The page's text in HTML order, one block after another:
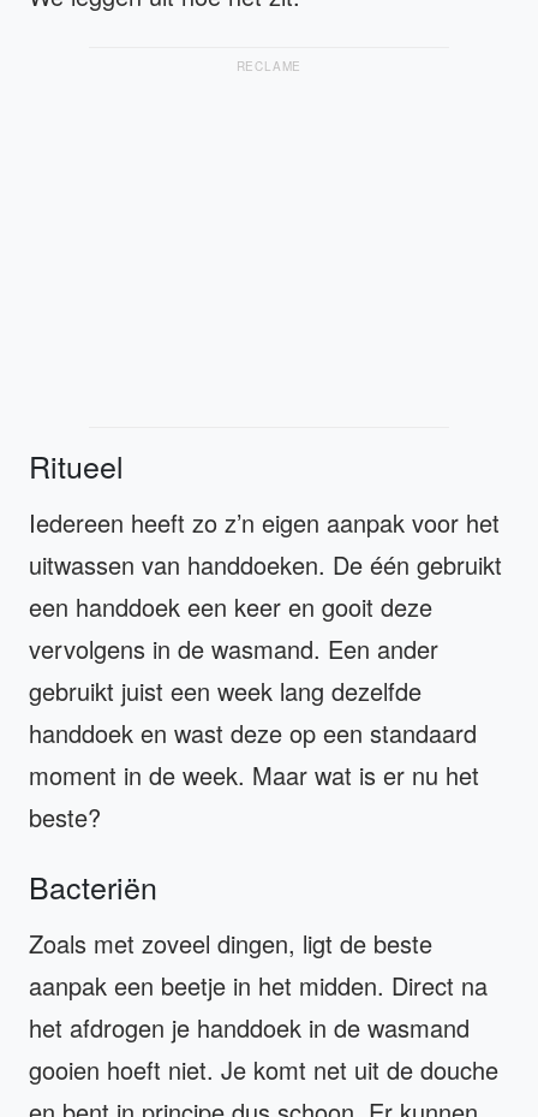
RECLAME
Ritueel
Iedereen heeft zo z’n eigen aanpak voor het
uitwassen van handdoeken. De één gebruikt
een handdoek een keer en gooit deze
vervolgens in de wasmand. Een ander
gebruikt juist een week lang dezelfde
handdoek en wast deze op een standaard
moment in de week. Maar wat is er nu het
beste?
Bacteriën
Zoals met zoveel dingen, ligt de beste
aanpak een beetje in het midden. Direct na
het afdrogen je handdoek in de wasmand
gooien hoeft niet. Je komt net uit de douche